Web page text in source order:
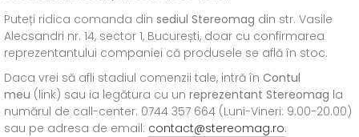
Puteți ridica comanda din sediul Stereomag din str. Vasile
Alecsandri nr. 14, sector 1, București, doar cu confirmarea
reprezentantului companiei că produsele se află în stoc.
Daca vrei să afli stadiul comenzii tale, intră în Contul
meu (link) sau ia legătura cu un reprezentant Stereomag la
numărul de call-center: 0744 357 664 (Luni-Vineri: 9.00-20.00)
sau pe adresa de email: contact@stereomag.ro.